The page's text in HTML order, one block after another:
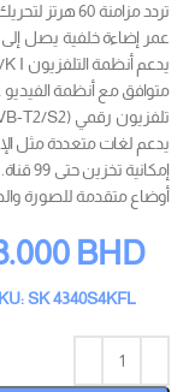
تردد مزامنة 60 هرتز لتحريك سلس بدون تقطيع.
عمر إضاءة خلفية يصل إلى 30,000 ساعة.
يدعم أنظمة التلفزيون PAL B/G D/K I و SECAM B/G D/K.
متوافق مع أنظمة الفيديو PAL و SECAM و NTSC.
تلفزيون رقمي DTV (DVB-T2/S2) لاستقبال القنوات الرقمية.
يدعم لغات متعددة مثل
إمكانية تخزين حتى 99 قناة.
أوضاع متقدمة للصورة
BHD
SK 4340S4KFL